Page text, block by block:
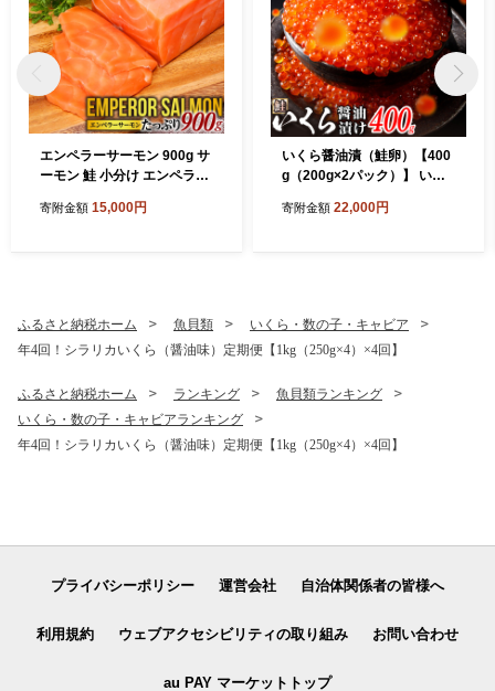
エンペラーサーモン 900g サ
ーモン 鮭 小分け エンペラー
トランティックサーモン さ
寄附金額 15,000円
いくら醤油漬（鮭卵）【400
g（200g×2パック）】 いく
るさと納税 いくら 海鮮 北海
寄附金額 22,000円
ふるさと納税ホーム 魚貝類
いくら・数の子・キャビア
年4回！シラリカいくら（醤油味）定期便【1kg（250g×4）×4回】
ふるさと納税ホーム ランキング
魚貝類ランキング
いくら・数の子・キャビアランキング
年4回！シラリカいくら（醤油味）定期便【1kg（250g×4）×4回】
プライバシーポリシー 運営会社 自治体関係者の皆様へ
利用規約 ウェブアクセシビリティの取り組み お問い合わせ
au PAY マーケットトップ